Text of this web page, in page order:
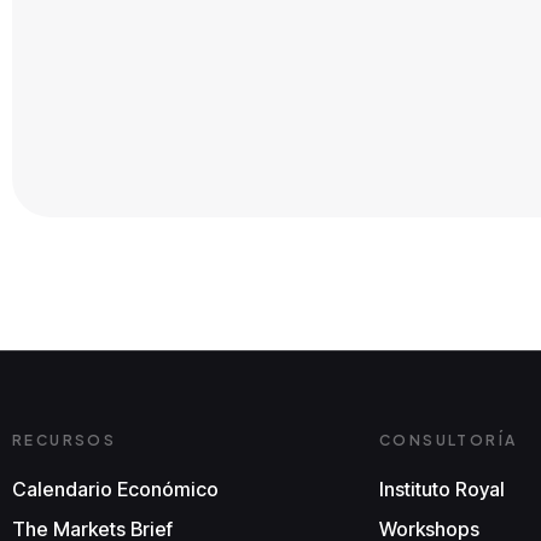
RECURSOS
Calendario Económico
The Markets Brief
CONSULTORÍA
Instituto Royal
Workshops